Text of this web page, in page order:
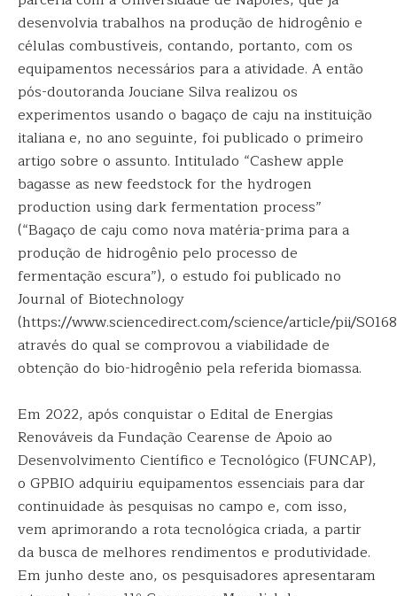
desenvolvia trabalhos na produção de hidrogênio e
células combustíveis, contando, portanto, com os
equipamentos necessários para a atividade. A então
pós-doutoranda Jouciane Silva realizou os
experimentos usando o bagaço de caju na instituição
italiana e, no ano seguinte, foi publicado o primeiro
artigo sobre o assunto. Intitulado “Cashew apple
bagasse as new feedstock for the hydrogen
production using dark fermentation process”
(“Bagaço de caju como nova matéria-prima para a
produção de hidrogênio pelo processo de
fermentação escura”), o estudo foi publicado no
Journal of Biotechnology
(https://www.sciencedirect.com/science/article/pii/
através do qual se comprovou a viabilidade de
obtenção do bio-hidrogênio pela referida biomassa.
Em 2022, após conquistar o Edital de Energias
Renováveis da Fundação Cearense de Apoio ao
Desenvolvimento Científico e Tecnológico (FUNCAP),
o GPBIO adquiriu equipamentos essenciais para dar
continuidade às pesquisas no campo e, com isso,
vem aprimorando a rota tecnológica criada, a partir
da busca de melhores rendimentos e produtividade.
Em junho deste ano, os pesquisadores apresentaram